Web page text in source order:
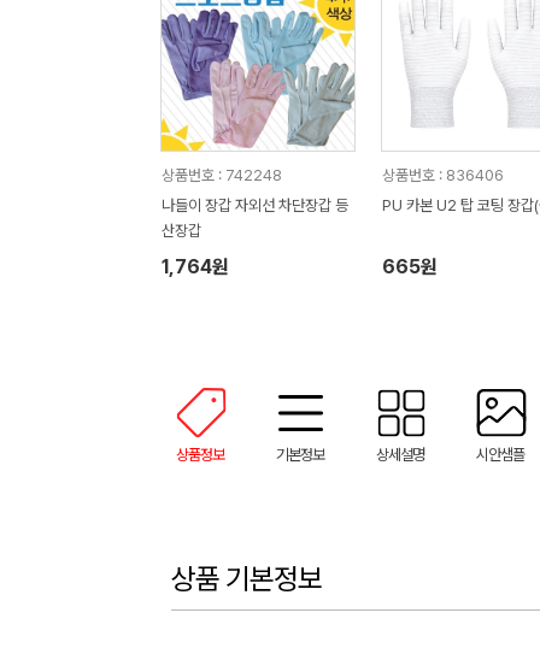
상품번호 : 742248
나들이 장갑 자외선 차단장갑 등
산장갑
1,764원
상품번호 : 836406
PU 카본 U2 탑 코팅 장갑
665원
상품정보 기본정보 상세설명 시안샘플
상품 기본정보